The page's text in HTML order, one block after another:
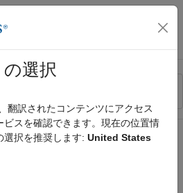
ナビゲーション メ
選択
翻訳されたコンテンツにアクセス
ビスを確認できます。現在の位置情
選択を推奨します: United States